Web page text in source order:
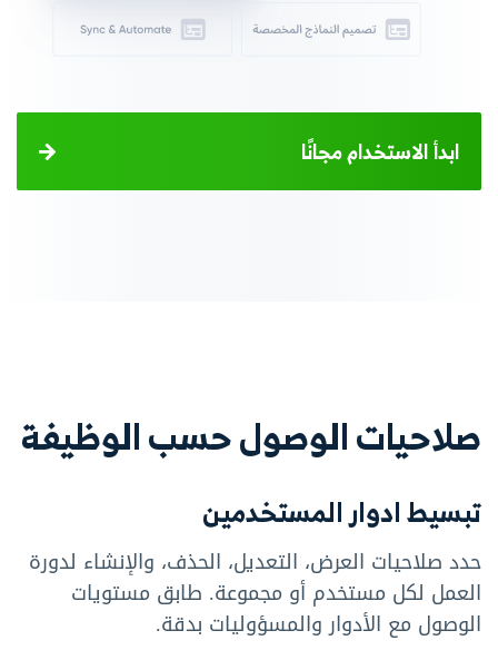
ابدأ الاستخدام مجانًا
صلاحيات الوصول حسب الوظيفة
تبسيط ادوار المستخدمين
حدد صلاحيات العرض، التعديل، الحذف، والإنشاء لدورة
العمل لكل مستخدم أو مجموعة. طابق مستويات
الوصول مع الأدوار والمسؤوليات بدقة.